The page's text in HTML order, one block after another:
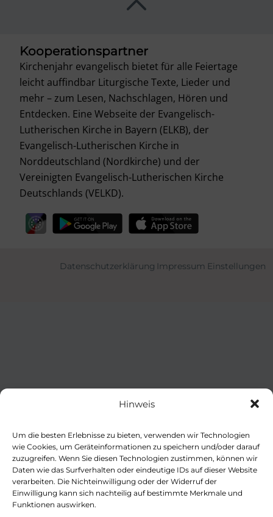
Hinweis
Um die besten Erlebnisse zu bieten, verwenden wir Technologien
wie Cookies, um Geräteinformationen zu speichern und/oder darauf
zuzugreifen. Wenn Sie diesen Technologien zustimmen, können wir
Daten wie das Surfverhalten oder eindeutige IDs auf dieser Website
verarbeiten. Die Nichteinwilligung oder der Widerruf der
Einwilligung kann sich nachteilig auf bestimmte Merkmale und
Funktionen auswirken.
Kooperationspartner
Kirchenjahr evangelisch bietet für alle Feiertage
leicht auffindbar Liturgische Texte, Lieder und
mehr – zum Lesen, Nachschlagen, Hören und
Entdecken. Eine Webseite der Evangelisch-
Lutherischen Kirche in Bayern (ELKB), der
Evangelisch-Lutherischen Kirche in
Norddeutschland (Nordkirche) und der
Vereinigten Evangelisch-Lutherischen Kirche
Deutschlands (VELKD).
Datenschutzerklärung Impressum Einstellungen